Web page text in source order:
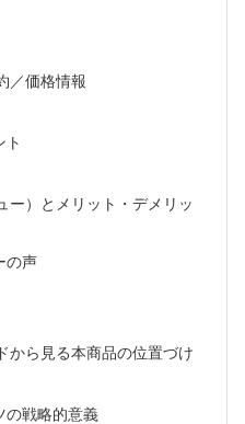
／価格情報
ト
）とメリット・デメリッ
の声
ら見る本商品の位置づけ
の戦略的意義